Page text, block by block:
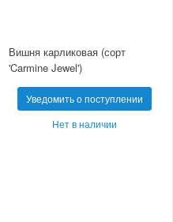
Вишня карликовая (сорт
'Carmine Jewel')
Уведомить о поступлении
Нет в наличии